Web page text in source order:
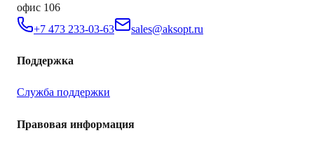
офис 106
+7 473 233-03-63
sales@aksopt.ru
Поддержка
Служба поддержки
Правовая информация